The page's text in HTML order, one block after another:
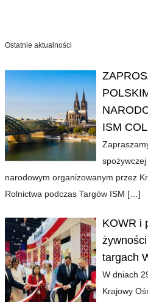
Ostatnie aktualności
ISM
spożywczej
narodowym organizowanym przez
Rolnictwa podczas Targów ISM […]
KOWR i
targach
W dniach
Krajowy